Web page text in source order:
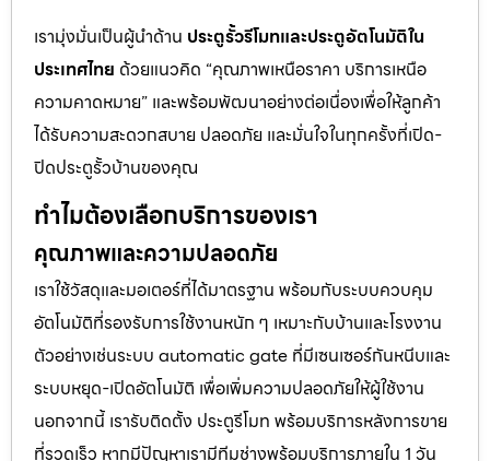
เรามุ่งมั่นเป็นผู้นำด้าน ประตูรั้วรีโมทและประตูอัตโนมัติใน
ประเทศไทย ด้วยแนวคิด “คุณภาพเหนือราคา บริการเหนือ
ความคาดหมาย” และพร้อมพัฒนาอย่างต่อเนื่องเพื่อให้ลูกค้า
ได้รับความสะดวกสบาย ปลอดภัย และมั่นใจในทุกครั้งที่เปิด-
ปิดประตูรั้วบ้านของคุณ
ทำไมต้องเลือกบริการของเรา
คุณภาพและความปลอดภัย
เราใช้วัสดุและมอเตอร์ที่ได้มาตรฐาน พร้อมกับระบบควบคุม
อัตโนมัติที่รองรับการใช้งานหนัก ๆ เหมาะกับบ้านและโรงงาน
ตัวอย่างเช่นระบบ automatic gate ที่มีเซนเซอร์กันหนีบและ
ระบบหยุด-เปิดอัตโนมัติ เพื่อเพิ่มความปลอดภัยให้ผู้ใช้งาน
นอกจากนี้ เรารับติดตั้ง ประตูรีโมท พร้อมบริการหลังการขาย
ที่รวดเร็ว หากมีปัญหาเรามีทีมช่างพร้อมบริการภายใน 1 วัน